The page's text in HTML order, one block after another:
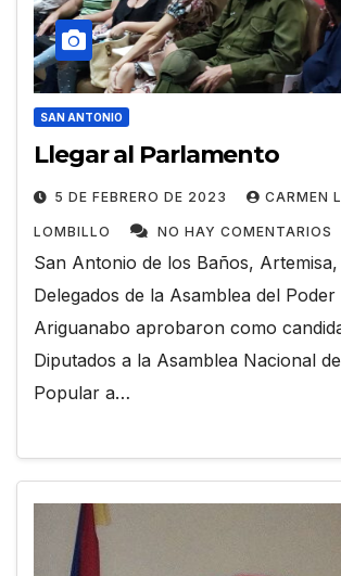
SAN ANTONIO
Llegar al Parlamento
5 DE FEBRERO DE 2023 CARMEN
LOMBILLO NO HAY COMENTARIOS
San Antonio de los Baños,
Delegados de la Asamblea del
Ariguanabo aprobaron como
Diputados a la Asamblea Nacional
Popular a…